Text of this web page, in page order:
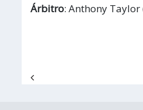
Árbitro: Anthony